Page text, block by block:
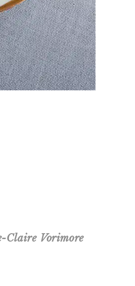
Claire Vorimore